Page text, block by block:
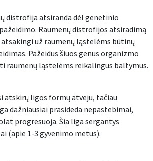
distrofija atsiranda dėl genetinio
Raumenų distrofijos atsiradimą
už raumenų ląstelėms būtinų
Pažeidus šiuos genus organizmo
raumenų ląstelėms reikalingus baltymus.
atskirų ligos formų atveju, tačiau
dažniausiai prasideda nepastebimai,
progresuoja. Šia liga sergantys
(apie 1-3 gyvenimo metus).